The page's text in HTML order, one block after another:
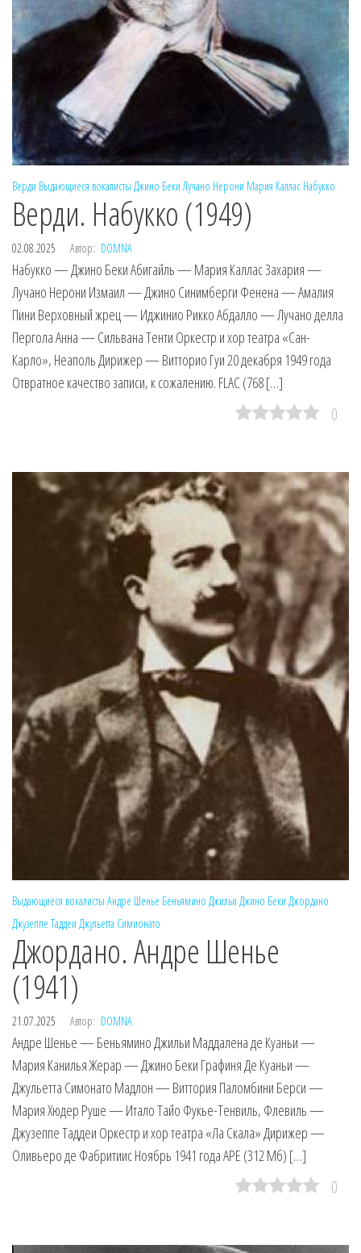
Верди Выдающиеся вокалисты Джино Беки Лучано Нерони Мария Каллас Набукко
Верди. Набукко (1949)
02.08.2025 Автор: DOMNA
Набукко — Джино Беки Абигайль — Мария Каллас Захария —
Лучано Нерони Измаил — Джино Синимберги Фенена — Амалия
Пини Верховный жрец — Иджинио Рикко Абдалло — Лучано делла
Пергола Анна — Сильвана Тенти Оркестр и хор театра «Сан-
Карло», Неаполь Дирижер — Витторио Гуи 20 декабря 1949 года
Отвратное качество записи, к сожалению. FLAC (768 […]
0
Выдающиеся вокалисты Андре Шенье Беньямино Джильи Джино Беки Джордано
Джузеппе Таддеи Джульетта Симионато
Джордано. Андре Шенье
(1941)
21.07.2025 Автор: DOMNA
Андре Шенье — Беньямино Джильи Маддалена де Куаньи —
Мария Канилья Жерар — Джино Беки Графиня Де Куаньи —
Джульетта Симонато Мадлон — Виттория Паломбини Берси —
Мария Хюдер Руше — Итало Тайо Фукье-Тенвиль, Флевиль —
Джузеппе Таддеи Оркестр и хор театра «Ла Скала» Дирижер —
Оливьеро де Фабритиис Ноябрь 1941 года APE (312 Мб) […]
0